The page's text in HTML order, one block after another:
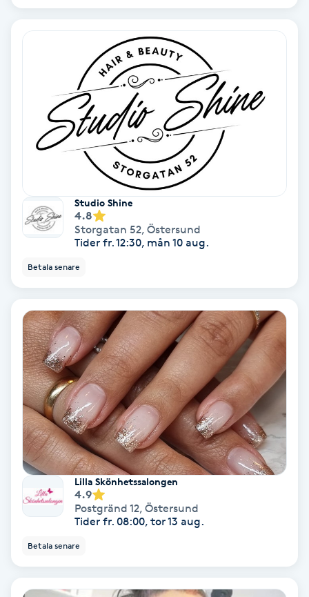
Nagelförlängning
Nagelförlängning akryl
Nagelförlängning gelé
Nagelförlängning glasfiber
Nagelförstärkning
Nagelklippning
Nagelsvamp
Nageltrång
Nagelvård
Naglar borttagning
Naglar reparation
Studio Shine
4.8
Storgatan 52, Östersund
Tider fr. 12:30, mån 10 aug.
Betala senare
Lilla Skönhetssalongen
4.9
Postgränd 12, Östersund
Tider fr. 08:00, tor 13 aug.
Betala senare